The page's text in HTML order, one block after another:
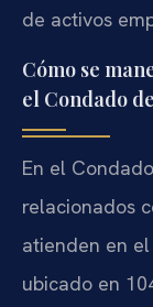
de activos
Cómo se
el Condado
En el
relacionados
atienden en
ubicado en